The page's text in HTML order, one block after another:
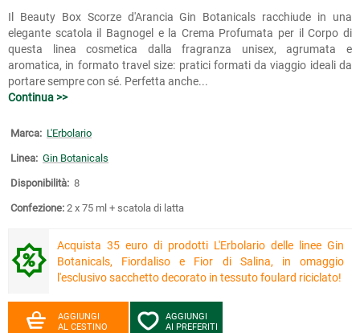
Il Beauty Box Scorze d'Arancia Gin Botanicals racchiude in una
elegante scatola il Bagnogel e la Crema Profumata per il Corpo di
questa linea cosmetica dalla fragranza unisex, agrumata e
aromatica, in formato travel size: pratici formati da viaggio ideali da
portare sempre con sé. Perfetta anche...
Continua >>
Marca: L'Erbolario
Linea: Gin Botanicals
Disponibilità: 8
Confezione: 2 x 75 ml + scatola di latta
Acquista 35 euro di prodotti L'Erbolario delle linee Gin
Botanicals, Fiordaliso e Fior di Salina, in omaggio
l'esclusivo sacchetto decorato in tessuto foulard riciclato!
AGGIUNGI
AL CESTINO
AGGIUNGI
AI PREFERITI